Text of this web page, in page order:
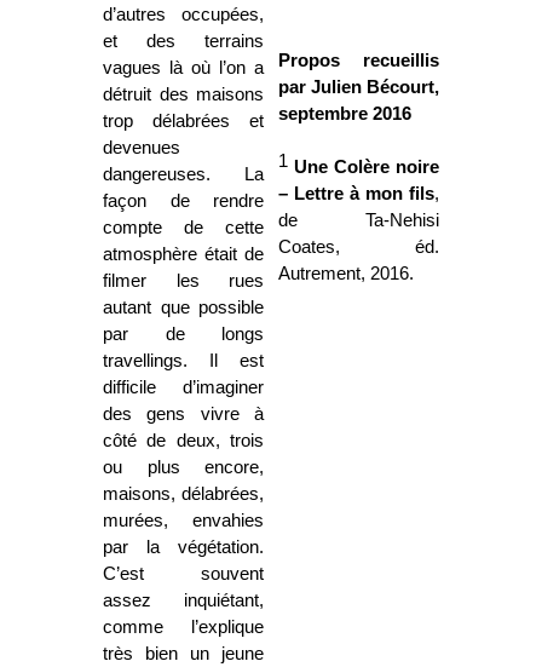
d’autres occupées,
et des terrains
vagues là où l’on a
détruit des maisons
trop délabrées et
devenues
dangereuses. La
façon de rendre
compte de cette
atmosphère était de
filmer les rues
autant que possible
par de longs
travellings. Il est
difficile d’imaginer
des gens vivre à
côté de deux, trois
ou plus encore,
maisons, délabrées,
murées, envahies
par la végétation.
C’est souvent
assez inquiétant,
comme l’explique
très bien un jeune
Propos recueillis
par Julien Bécourt,
septembre 2016
1 Une Colère noire
– Lettre à mon fils,
de Ta-Nehisi
Coates, éd.
Autrement, 2016.